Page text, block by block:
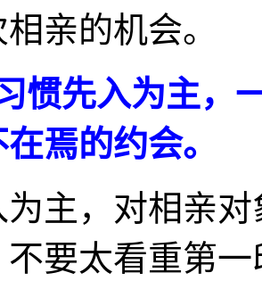
亲的机会。
惯先入为主，
焉的约会。
，对相亲对
要太看重第